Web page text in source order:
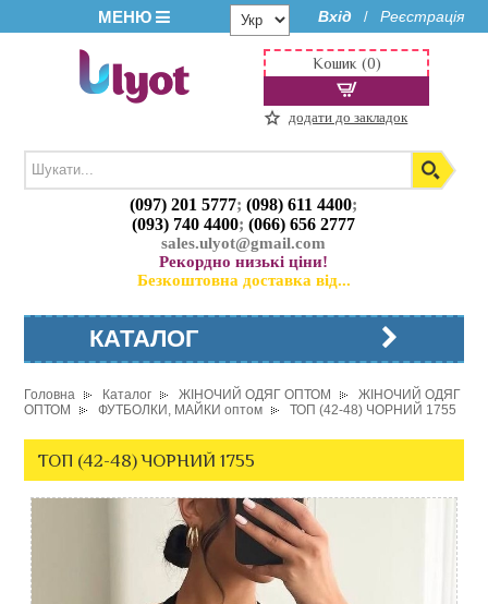
МЕНЮ Вхід / Реєстрація
(097) 201 5777;(098) 611 4400;
(093) 740 4400;(066) 656 2777
sales.ulyot@gmail.com
Рекордно низькі ціни!
Безкоштовна доставка від...
Кошик (0)
додати до закладок
КАТАЛОГ
Головна Каталог ЖІНОЧИЙ ОДЯГ ОПТОМ
ЖІНОЧИЙ ОДЯГ
ОПТОМ
ФУТБОЛКИ, МАЙКИ оптом ТОП (42-48) ЧОРНИЙ 1755
ТОП (42-48) ЧОРНИЙ 1755